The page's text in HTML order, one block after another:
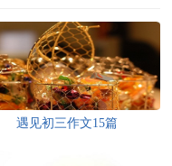
遇见初三作文15篇